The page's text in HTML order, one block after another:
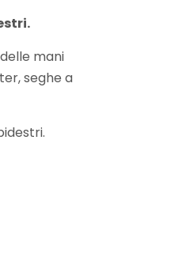
mani
seghe a